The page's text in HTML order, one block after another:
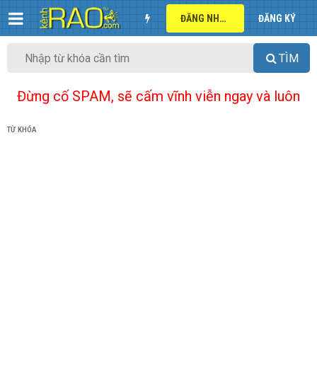
ĐĂNG NHẬP ĐĂNG KÝ
TÌM
Đừng cố SPAM, sẽ cấm vĩnh viễn ngay và luôn
TỪ KHÓA